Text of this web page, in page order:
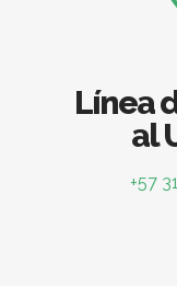
Línea
al
+57